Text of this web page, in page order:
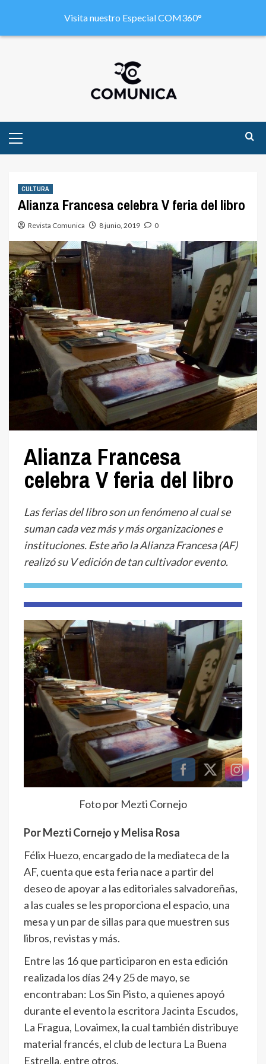
CULTURA
Alianza Francesa celebra V feria del libro
Revista Comunica 8 junio, 2019 0
Alianza Francesa
celebra V feria del libro
Las ferias del libro son un fenómeno al cual se
suman cada vez más y más organizaciones e
instituciones. Este año la Alianza Francesa (AF)
realizó su V edición de tan cultivador evento.
Foto por Mezti Cornejo
Por Mezti Cornejo y Melisa Rosa
Félix Huezo, encargado de la mediateca de la
AF, cuenta que esta feria nace a partir del
deseo de apoyar a las editoriales salvadoreñas,
a las cuales se les proporciona el espacio, una
mesa y un par de sillas para que muestren sus
libros, revistas y más.
Entre las 16 que participaron en esta edición
realizada los días 24 y 25 de mayo, se
encontraban: Los Sin Pisto, a quienes apoyó
durante el evento la escritora Jacinta Escudos,
La Fragua, Lovaimex, la cual también distribuye
material francés, el club de lectura La Buena
Estrella, entre otros.
Visita nuestro Especial COM360°